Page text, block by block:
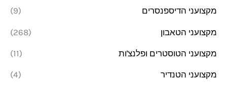
מקצועני הדיספנסרים (9)
מקצועני הטאבון (268)
מקצועני הטוסטרים ופלנצ'ות (11)
מקצועני הטנדיר (4)